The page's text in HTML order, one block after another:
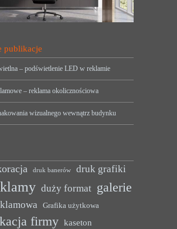
publikacje
– podświetlenie LED w reklamie
– reklama okolicznościowa
wizualnego wewnątrz budynku
druk banerów druk grafiki
duży format galerie
Grafika użytkowa
firmy kaseton